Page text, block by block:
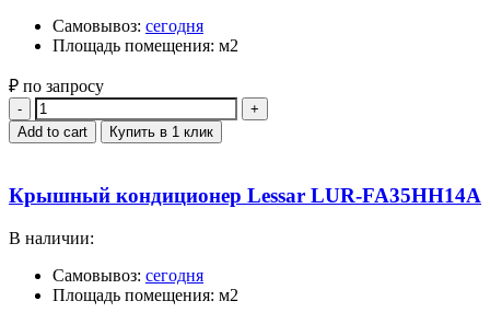
Самовывоз: сегодня
Площадь помещения: м2
₽ по запросу
Quantity
Add to cart Купить в 1 клик
Крышный кондиционер Lessar LUR-FA35HH14A
В наличии:
Самовывоз: сегодня
Площадь помещения: м2